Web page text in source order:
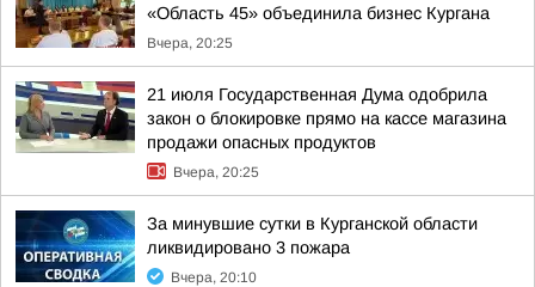
«Область 45» объединила бизнес Кургана
Вчера, 20:25
21 июля Государственная Дума одобрила
закон о блокировке прямо на кассе магазина
продажи опасных продуктов
Вчера, 20:25
За минувшие сутки в Курганской области
ликвидировано 3 пожара
Вчера, 20:10